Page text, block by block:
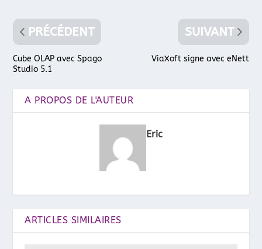
PRÉCÉDENT
Cube OLAP avec Spago
Studio 5.1
SUIVANT
ViaXoft signe avec eNett
A PROPOS DE L'AUTEUR
Eric
ARTICLES SIMILAIRES